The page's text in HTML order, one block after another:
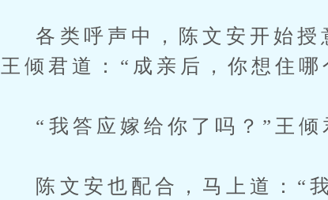
各类呼声中，陈文安开始授
王倾君道：“成亲后，你想住哪
“我答应嫁给你了吗？”王倾
陈文安也配合，马上道：“